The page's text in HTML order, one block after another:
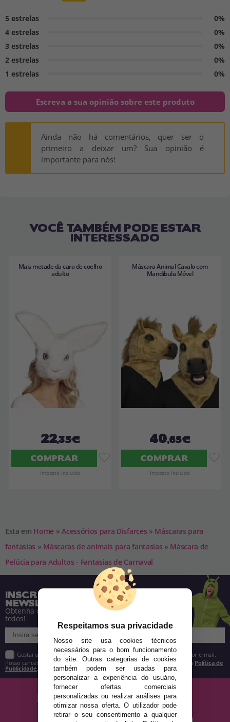
5 estrelas
0%
4 estrelas
0%
3 estrelas
0%
2 estrelas
0%
1 estrelas
0%
Escreva a sua opinião sobre este produto
Ainda não há comentários, quer ser o
primeiro a deixar um? Sua opinião é
importante para nós!
VOCÊ TAMBÉM PODE ESTAR
INTERESSADO
Mais metade da cara de coelho
adulto
22,35€
COMPRAR
Imposto Incluído
Máscara Animal Cavalo com
Mandíbula Móvel
40,65€
COMPRAR
Imposto Incluído
Esta em Home » Acessórios para Disfarces » Máscaras para
fantasias » Máscaras de animais para fantasias » Máscara de
Pelúcia para Adultos - Fantasias de Carnaval
INSCREVA-SE NA NOSSA
NEWSLETTER
Obtenha descontos e saiba de tudo antes de
todos!
Gostaria de receber descontos exclusivos, novidades e tendências por e-mail.
Posso cancelar a inscrição a qualquer momento, conforme estipulado na Política de
Publicidade
Respeitamos sua privacidade
Nosso site usa cookies técnicos
necessários para o bom funcionamento
do site. Outras categorias de cookies
também podem ser usadas para
personalizar a experiência do usuário,
fornecer ofertas comerciais
personalizadas ou realizar análises para
otimizar nossa oferta. O utilizador pode
retirar o seu consentimento a qualquer